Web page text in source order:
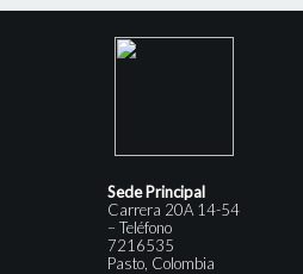
Sede Principal
Carrera 20A 14-54
– Teléfono
7216535
Pasto, Colombia